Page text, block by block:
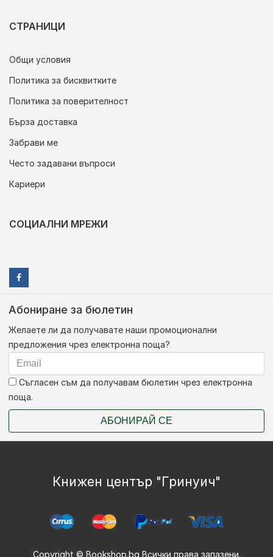
СТРАНИЦИ
Общи условия
Политика за бисквитките
Политика за поверителност
Бърза доставка
Забрави ме
Често задавани въпроси
Кариери
СОЦИАЛНИ МРЕЖИ
Абониране за бюлетин
Желаете ли да получавате наши промоционални
предложения чрез електронна поща?
Съгласен съм да получавам бюлетин чрез електронна
поща.
АБОНИРАЙ СЕ
Книжен център "Гринуич"
Copyright © Bookshop.bg Всички права запазени.